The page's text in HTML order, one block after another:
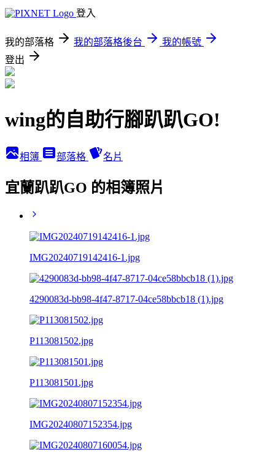
登入
我的部落格 我的部落格後台
我的帳號
登出
wing的自助行腳趴趴GO!
相簿 部落格 名片
宜蘭趴趴GO 的相簿照片
IMG20240719142416-1.jpg
4290083d-bb98-4f47-8717-04ce58bbcb18 (1).jpg
P113081502.jpg
P113081501.jpg
IMG20240807152354.jpg